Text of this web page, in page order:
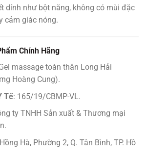
dính như bột năng, không có mùi đặc
cảm giác nóng.
Chính Hãng
massage toàn thân Long Hải
Hoàng Cung).
Tế: 165/19/CBMP-VL.
ty TNHH Sản xuất & Thương mại
Hà, Phường 2, Q. Tân Bình, TP. Hồ